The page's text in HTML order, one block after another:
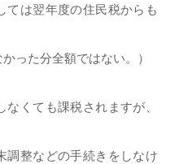
ては翌年度の住民税からも
った分全額ではない。）
くても課税されますが、
調整などの手続きをしなけ